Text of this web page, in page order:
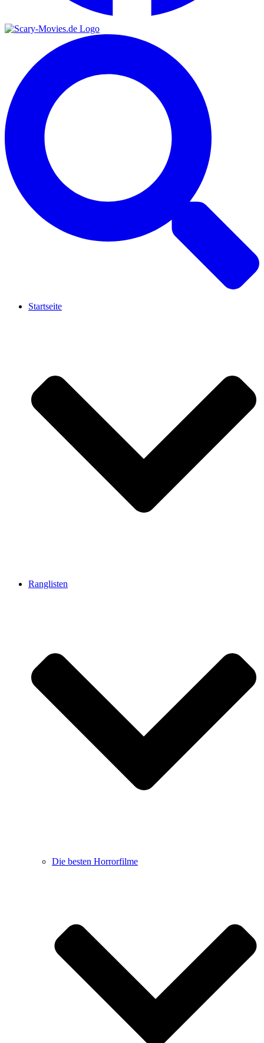
Startseite
Ranglisten
Die besten Horrorfilme